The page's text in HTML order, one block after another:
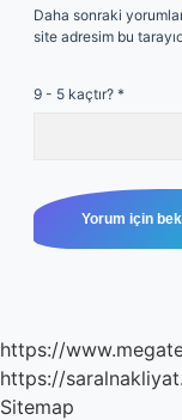
Daha sonraki
site adresim bu
9 - 5 kaçtır? *
https://
https://
Sitemap